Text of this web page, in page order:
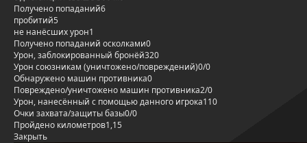
Получено попаданий6
пробитий5
не нанёсших урон1
Получено попаданий осколками0
Урон, заблокированный бронёй320
Урон союзникам (уничтожено/повреждений)0/0
Обнаружено машин противника0
Повреждено/уничтожено машин противника2/0
Урон, нанесённый с помощью данного игрока110
Очки захвата/защиты базы0/0
Пройдено километров1,15
Закрыть